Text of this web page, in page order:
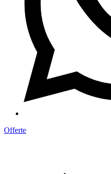
Offerte